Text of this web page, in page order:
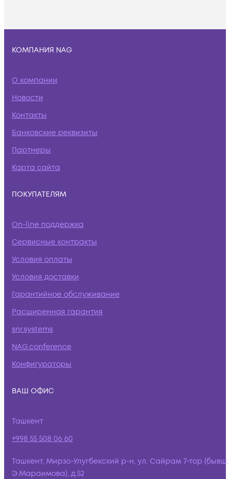
КОМПАНИЯ NAG
О компании
Новости
Контакты
Банковские реквизиты
Партнеры
Карта сайта
ПОКУПАТЕЛЯМ
On-line поддержка
Сервисные контракты
Условия оплаты
Условия доставки
Гарантийное обслуживание
Расширенная гарантия
snr.systems
NAG.conference
Конфигураторы
ВАШ ОФИС
Ташкент
+998 55 508 06 60
Ташкент, Мирзо-Улугбекский р-н, ул. Сайрам 7-тор (бывш.
Э.Мараимова), д.52